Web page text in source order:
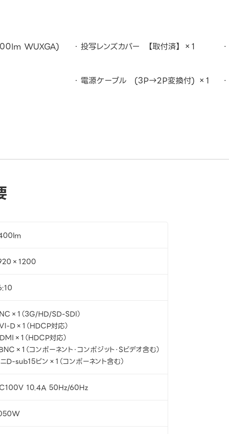
WUXGA)
投写レンズカバー 【取付済】 ×1
電源ケーブル (3P→2P変換付) ×1
（3G/HD/SD-SDI）
D×1（HDCP対応）
（HDCP対応）
（コンポーネント・コンポジット・Sビデオ含む）
D-sub15ピン×1（コンポーネント含む）
10.4A 50Hz/60Hz